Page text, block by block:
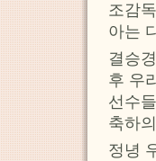
조감
아는
결승
후 우
선수
축하
정녕